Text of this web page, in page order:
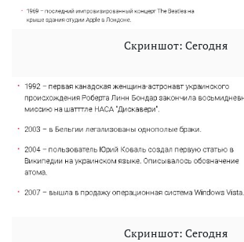
Скриншот: Сегодня
Скриншот: Сегодня